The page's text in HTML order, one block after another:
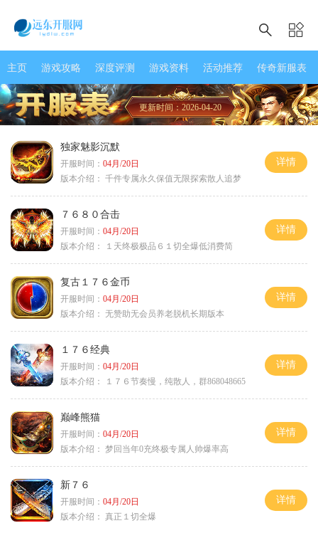
主页 游戏攻略 深度评测 游戏资料 活动推荐 传奇新服表
更新时间：2026-04-20
独家魅影沉默
开服时间： 04月/20日
版本介绍： 千件专属永久保值无限探索散人追梦
详情
７６８０合击
开服时间： 04月/20日
版本介绍：
１天终极极品６１切全爆低消费简
详情
复古１７６金币
开服时间： 04月/20日
版本介绍： 无赞助无会员养老脱机长期版本
详情
１７６经典
开服时间： 04月/20日
版本介绍：
１７６节奏慢，纯散人，群868048665
详情
巅峰熊猫
开服时间： 04月/20日
版本介绍： 梦回当年0充终极专属人帅爆率高
详情
新７６
开服时间： 04月/20日
版本介绍： 真正１切全爆
详情